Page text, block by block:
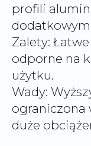
profili
Zalety:
odporne na
użytku.
Wady:
ograniczona